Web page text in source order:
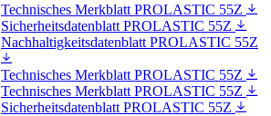
Technisches Merkblatt PROLASTIC 55Z
Sicherheitsdatenblatt PROLASTIC 55Z
Nachhaltigkeitsdatenblatt PROLASTIC 55Z
Technisches Merkblatt PROLASTIC 55Z
Technisches Merkblatt PROLASTIC 55Z
Sicherheitsdatenblatt PROLASTIC 55Z